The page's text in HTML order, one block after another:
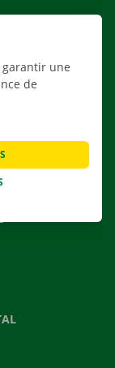
garantir une
de